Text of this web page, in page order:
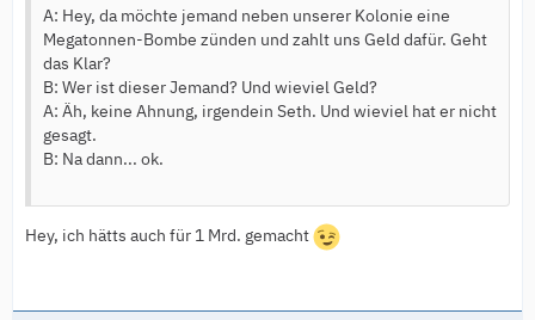
A: Hey, da möchte jemand neben unserer Kolonie eine
Megatonnen-Bombe zünden und zahlt uns Geld dafür. Geht
das Klar?
B: Wer ist dieser Jemand? Und wieviel Geld?
A: Äh, keine Ahnung, irgendein Seth. Und wieviel hat er nicht
gesagt.
B: Na dann... ok.
Hey, ich hätts auch für 1 Mrd. gemacht